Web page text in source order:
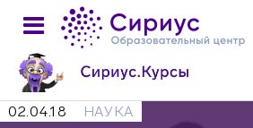
02.04.18 НАУКА